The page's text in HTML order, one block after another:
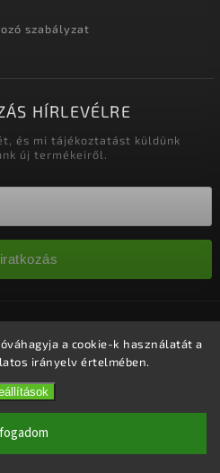
a cookie-k használatát a
irányelv értelmében.
szabályzat
HÍRLEVÉLRE
és mi tájékoztatást küldünk
új termékeiről.
szerkesztése
| DesignShoptak.cz.